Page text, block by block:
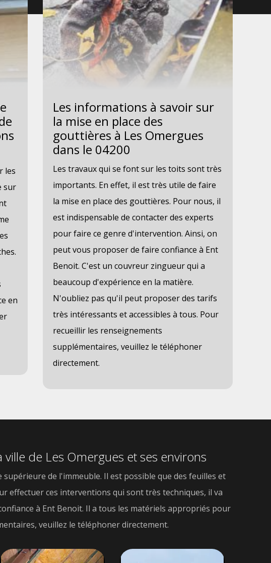
les
sur
en
Les informations à savoir sur
la mise en place des
gouttières à Les Omergues
dans le 04200
Les travaux qui se font sur les toits sont très
importants. En effet, il est très utile de faire
la mise en place des gouttières. Pour nous, il
est indispensable de contacter des experts
pour faire ce genre d'intervention. Ainsi, on
peut vous proposer de faire confiance à Ent
Benoit. C'est un couvreur zingueur qui a
beaucoup d'expérience en la matière.
N'oubliez pas qu'il peut proposer des tarifs
très intéressants et accessibles à tous. Pour
recueillir les renseignements
supplémentaires, veuillez le téléphoner
directement.
de Les Omergues et ses environs
de l'immeuble. Il est possible que des feuilles et
effectuer ces interventions qui sont très techniques, il va
à Ent Benoit. Il a tous les matériels appropriés pour
veuillez le téléphoner directement.